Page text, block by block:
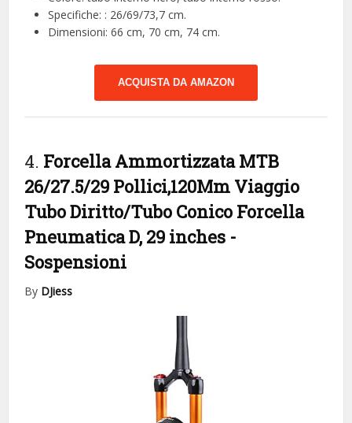
Specifiche: : 26/69/73,7 cm.
Dimensioni: 66 cm, 70 cm, 74 cm.
ACQUISTA DA AMAZON
4. Forcella Ammortizzata MTB
26/27.5/29 Pollici,120Mm Viaggio
Tubo Diritto/Tubo Conico Forcella
Pneumatica D, 29 inches -
Sospensioni
By DJiess